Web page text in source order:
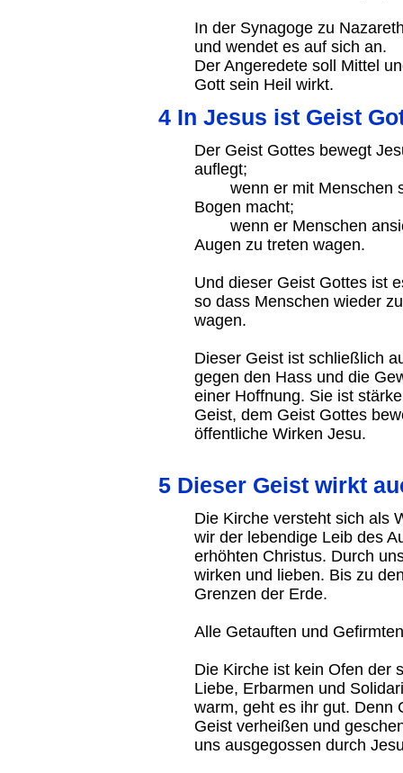
In der Synagoge zu
und wendet es auf sich an.
Der Angeredete soll Mittel
Gott sein Heil wirkt.
4 In Jesus ist Geist
Der Geist Gottes bewegt
auflegt;
wenn er mit Menschen
Bogen macht;
wenn er Menschen
Augen zu treten wagen.
Und dieser Geist Gottes ist
so dass Menschen wieder
wagen.
Dieser Geist ist schließlich
gegen den Hass und die
einer Hoffnung. Sie ist
Geist, dem Geist Gottes
öffentliche Wirken Jesu.
5 Dieser Geist wirkt
Die Kirche versteht sich als
wir der lebendige Leib des
erhöhten Christus. Durch
wirken und lieben. Bis zu
Grenzen der Erde.
Alle Getauften und
Die Kirche ist kein Ofen der
Liebe, Erbarmen und
warm, geht es ihr gut. Denn
Geist verheißen und
uns ausgegossen durch